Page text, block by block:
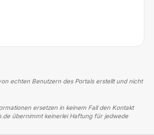
echten Benutzern des Portals erstellt und nicht
ersetzen in keinem Fall den Kontakt
übernimmt keinerlei Haftung für jedwede